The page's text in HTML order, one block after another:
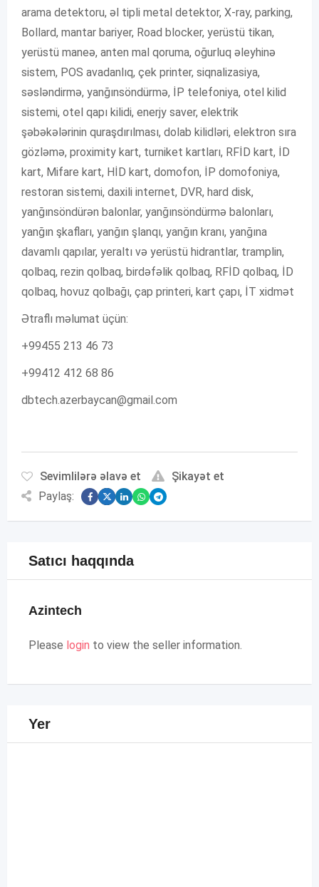
arama detektoru, əl tipli metal detektor, X-ray, parking,
Bollard, mantar bariyer, Road blocker, yerüstü tikan,
yerüstü maneə, anten mal qoruma, oğurluq əleyhinə
sistem, POS avadanlıq, çek printer, siqnalizasiya,
səsləndirmə, yanğınsöndürmə, İP telefoniya, otel kilid
sistemi, otel qapı kilidi, enerjy saver, elektrik
şəbəkələrinin quraşdırılması, dolab kilidləri, elektron sıra
gözləmə, proximity kart, turniket kartları, RFİD kart, İD
kart, Mifare kart, HİD kart, domofon, İP domofoniya,
restoran sistemi, daxili internet, DVR, hard disk,
yanğınsöndürən balonlar, yanğınsöndürmə balonları,
yanğın şkafları, yanğın şlanqı, yanğın kranı, yanğına
davamlı qapılar, yeraltı və yerüstü hidrantlar, tramplin,
qolbaq, rezin qolbaq, birdəfəlik qolbaq, RFİD qolbaq, İD
qolbaq, hovuz qolbağı, çap printeri, kart çapı, İT xidmət
Ətraflı məlumat üçün:
+99455 213 46 73
+99412 412 68 86
dbtech.azerbaycan@gmail.com
Sevimlilərə əlavə et
Şikayət et
Paylaş:
Satıcı haqqında
Azintech
Please login to view the seller information.
Yer